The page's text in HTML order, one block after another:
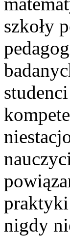
szkoły
praktyki
nigdy